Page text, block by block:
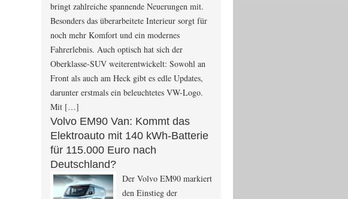
bringt zahlreiche spannende Neuerungen mit.
Besonders das überarbeitete Interieur sorgt für
noch mehr Komfort und ein modernes
Fahrerlebnis. Auch optisch hat sich der
Oberklasse-SUV weiterentwickelt: Sowohl an
Front als auch am Heck gibt es edle Updates,
darunter erstmals ein beleuchtetes VW-Logo.
Mit […]
Volvo EM90 Van: Kommt das
Elektroauto mit 140 kWh-Batterie
für 115.000 Euro nach
Deutschland?
Der Volvo EM90 markiert
den Einstieg der